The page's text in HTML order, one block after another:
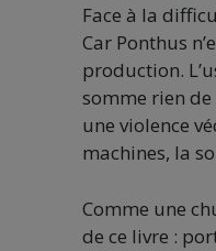
Face à la
Car Ponthus
production.
somme rien
une violence
machines, la
Comme une
de ce livre :